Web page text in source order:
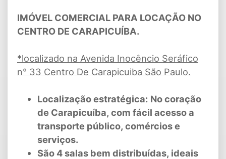
IMÓVEL COMERCIAL PARA LOCAÇÃO NO
CENTRO DE CARAPICUÍBA.
*localizado na Avenida Inocêncio Seráfico
n° 33 Centro De Carapicuiba São Paulo.
Localização estratégica: No coração
de Carapicuíba, com fácil acesso a
transporte público, comércios e
serviços.
São 4 salas bem distribuídas, ideais